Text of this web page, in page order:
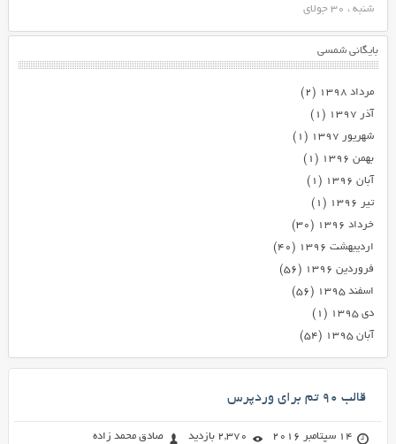
شنبه ، 30 جولای
بایگانی شمسی
مرداد ۱۳۹۸
(۲)
آذر ۱۳۹۷
(۱)
شهریور ۱۳۹۷
(۱)
بهمن ۱۳۹۶
(۱)
آبان ۱۳۹۶
(۱)
تیر ۱۳۹۶
(۱)
خرداد ۱۳۹۶
(۳۰)
اردیبهشت ۱۳۹۶
(۴۰)
فروردین ۱۳۹۶
(۵۶)
اسفند ۱۳۹۵
(۵۶)
دی ۱۳۹۵
(۱)
آبان ۱۳۹۵
(۵۴)
قالب ۹۰ تم برای وردپرس
14 سپتامبر 2016 2,370 بازدید
صادق محمد زاده